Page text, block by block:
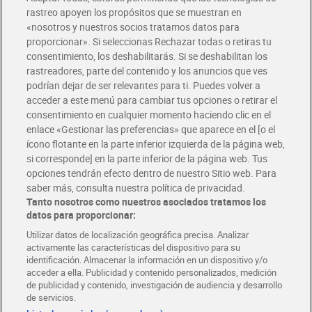
Glovo y Uber Eats
Solicita tu factura de Glovo o Uber Eats
Únete al CLUB Dia
Disfruta las ventajas y ofertas exclusivas.
Descárgate la APP Dia
Folletos y Tiendas
Descubre las mejores ofertas y busca tu tienda más cercana
Tarjeta MaX Dia
Te devuelve hasta 8€/mes de tus compras.
¡Solicita tu tarjeta de crédito aquí!
COMER MEJOR CADA DIA
COLABORA CON DIA ABRE TU TIENDA DIA CORPORATE
rastreo apoyen los propósitos que se muestran en
«nosotros y nuestros socios tratamos datos para
proporcionar». Si seleccionas Rechazar todas o retiras tu
consentimiento, los deshabilitarás. Si se deshabilitan los
rastreadores, parte del contenido y los anuncios que ves
podrían dejar de ser relevantes para ti. Puedes volver a
acceder a este menú para cambiar tus opciones o retirar el
consentimiento en cualquier momento haciendo clic en el
enlace «Gestionar las preferencias» que aparece en el [o el
ícono flotante en la parte inferior izquierda de la página web,
si corresponde] en la parte inferior de la página web. Tus
opciones tendrán efecto dentro de nuestro Sitio web. Para
saber más, consulta nuestra política de privacidad.
Tanto nosotros como nuestros asociados tratamos los
datos para proporcionar:
Utilizar datos de localización geográfica precisa. Analizar
activamente las características del dispositivo para su
identificación. Almacenar la información en un dispositivo y/o
acceder a ella. Publicidad y contenido personalizados, medición
de publicidad y contenido, investigación de audiencia y desarrollo
de servicios.